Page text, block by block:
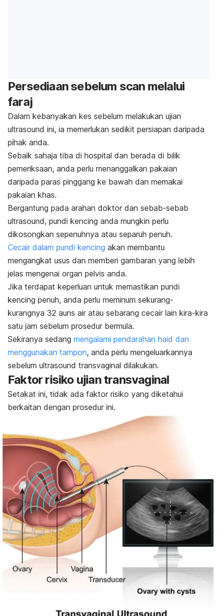
Persediaan sebelum scan melalui
faraj
Dalam kebanyakan kes sebelum melakukan ujian
ultrasound ini, ia memerlukan sedikit persiapan daripada
pihak anda.
Sebaik sahaja tiba di hospital dan berada di bilik
pemeriksaan, anda perlu menanggalkan pakaian
daripada paras pinggang ke bawah dan memakai
pakaian khas.
Bergantung pada arahan doktor dan sebab-sebab
ultrasound, pundi kencing anda mungkin perlu
dikosongkan sepenuhnya atau separuh penuh.
Cecair dalam pundi kencing akan membantu
mengangkat usus dan memberi gambaran yang lebih
jelas mengenai organ pelvis anda.
Jika terdapat keperluan untuk memastikan pundi
kencing penuh, anda perlu meminum sekurang-
kurangnya 32 auns air atau sebarang cecair lain kira-kira
satu jam sebelum prosedur bermula.
Sekiranya sedang mengalami pendarahan haid dan
menggunakan tampon, anda perlu mengeluarkannya
sebelum ultrasound transvaginal dilakukan.
Faktor risiko ujian transvaginal
Setakat ini, tidak ada faktor risiko yang diketahui
berkaitan dengan prosedur ini.